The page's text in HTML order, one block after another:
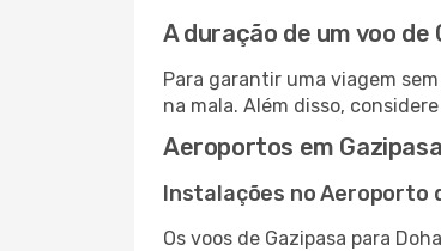
A duração de um voo de
Para garantir uma viagem
na mala. Além disso,
Aeroportos em
Instalações no Aeroporto
Os voos de Gazipasa para